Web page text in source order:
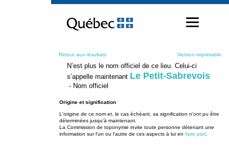
contenu
Retour aux résultats Version imprimable
N’est plus le nom officiel de ce lieu. Celui-ci
s’appelle maintenant Le Petit-Sabrevois
- Nom officiel
Origine et signification
L'origine de ce nom et, le cas échéant, sa signification n’ont pu être
déterminées jusqu’à maintenant.
La Commission de toponymie invite toute personne détenant une
information sur l'un ou l'autre de ces aspects à lui en faire part